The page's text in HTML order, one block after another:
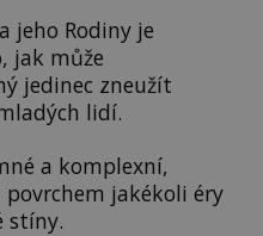
jeho Rodiny je
jak může
jedinec zneužít
lidí.
a komplexní,
jakékoli éry
stíny.